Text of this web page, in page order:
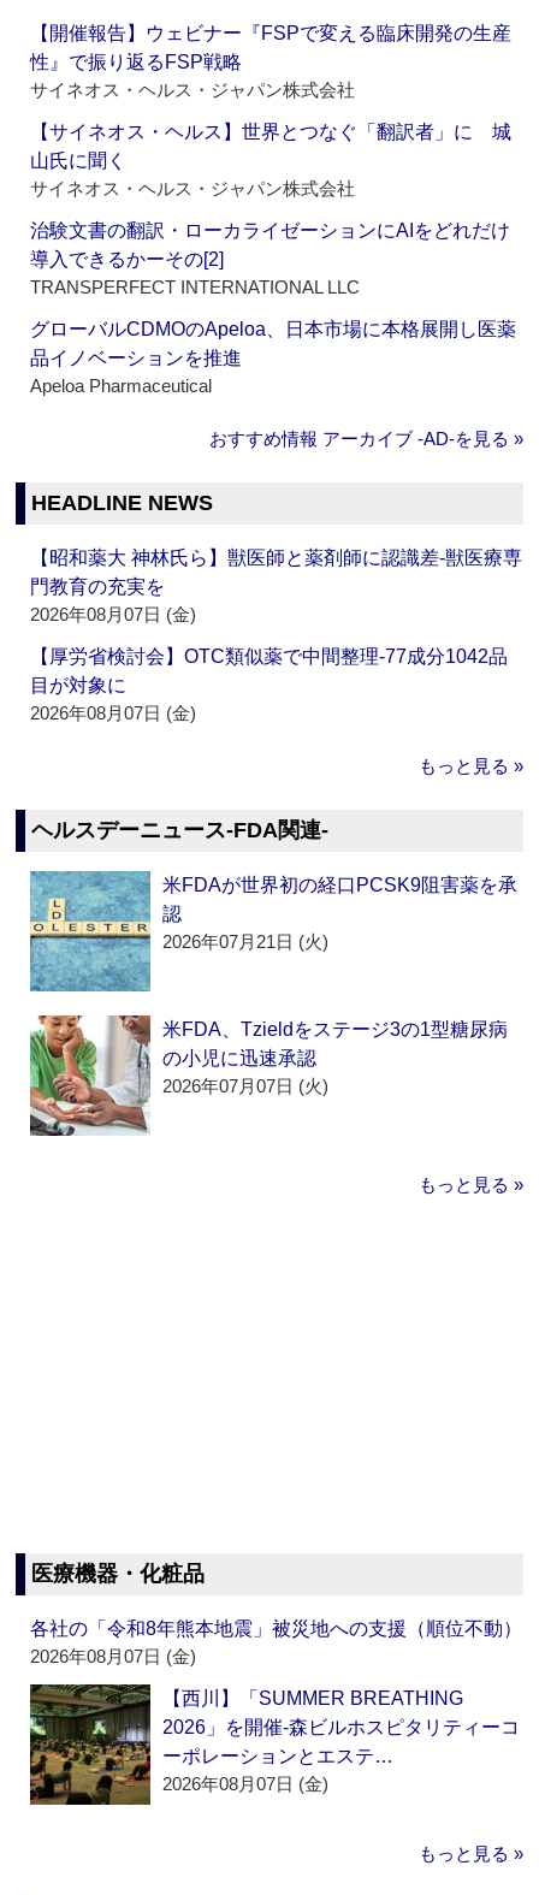
【開催報告】ウェビナー『FSPで変える臨床開発の生産
性』で振り返るFSP戦略
サイネオス・ヘルス・ジャパン株式会社
【サイネオス・ヘルス】世界とつなぐ「翻訳者」に 城
山氏に聞く
サイネオス・ヘルス・ジャパン株式会社
治験文書の翻訳・ローカライゼーションにAIをどれだけ
導入できるかーその[2]
TRANSPERFECT INTERNATIONAL LLC
グローバルCDMOのApeloa、日本市場に本格展開し医薬
品イノベーションを推進
Apeloa Pharmaceutical
おすすめ情報 アーカイブ ‐AD‐を見る »
HEADLINE NEWS
【昭和薬大 神林氏ら】獣医師と薬剤師に認識差‐獣医療専
門教育の充実を
2026年08月07日 (金)
【厚労省検討会】OTC類似薬で中間整理‐77成分1042品
目が対象に
2026年08月07日 (金)
もっと見る »
ヘルスデーニュース‐FDA関連‐
米FDAが世界初の経口PCSK9阻害薬を承
認
2026年07月21日 (火)
米FDA、Tzieldをステージ3の1型糖尿病
の小児に迅速承認
2026年07月07日 (火)
もっと見る »
医療機器・化粧品
各社の「令和8年熊本地震」被災地への支援（順位不動）
2026年08月07日 (金)
【西川】「SUMMER BREATHING
2026」を開催‐森ビルホスピタリティーコ
ーポレーションとエステ…
2026年08月07日 (金)
もっと見る »